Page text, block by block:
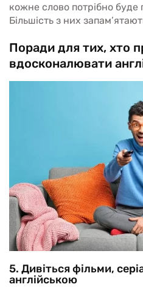
кожне слово потрібно буде
Більшість з них
Поради для тих, хто
вдосконалювати
5. Дивіться фільми,
англійською